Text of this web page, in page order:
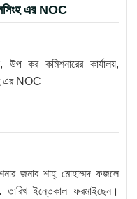
এর NOC
কর কমিশনারের কার্যালয়,
এর NOC
জনাব শাহ্ মোহাম্মদ ফজলে
ইন্তেকাল ফরমাইছেন।